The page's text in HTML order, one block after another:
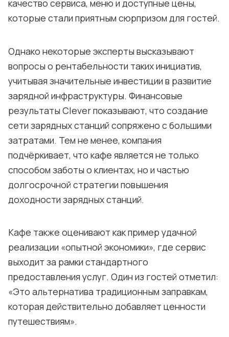
качество сервиса, меню и доступные цены,
которые стали приятным сюрпризом для гостей.
Однако некоторые эксперты высказывают
вопросы о рентабельности таких инициатив,
учитывая значительные инвестиции в развитие
зарядной инфраструктуры. Финансовые
результаты Clever показывают, что создание
сети зарядных станций сопряжено с большими
затратами. Тем не менее, компания
подчёркивает, что кафе является не только
способом заботы о клиентах, но и частью
долгосрочной стратегии повышения
доходности зарядных станций.
Кафе также оценивают как пример удачной
реализации «опытной экономики», где сервис
выходит за рамки стандартного
предоставления услуг. Один из гостей отметил:
«Это альтернатива традиционным заправкам,
которая действительно добавляет ценности
путешествиям».